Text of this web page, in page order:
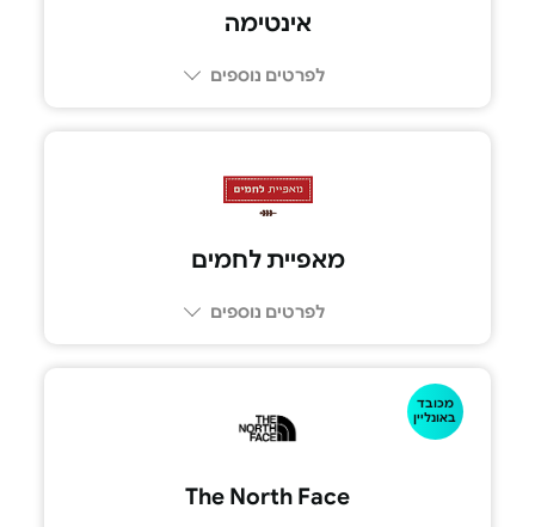
אינטימה
לפרטים נוספים
מאפיית לחמים
לפרטים נוספים
מכובד
באונליין
The North Face